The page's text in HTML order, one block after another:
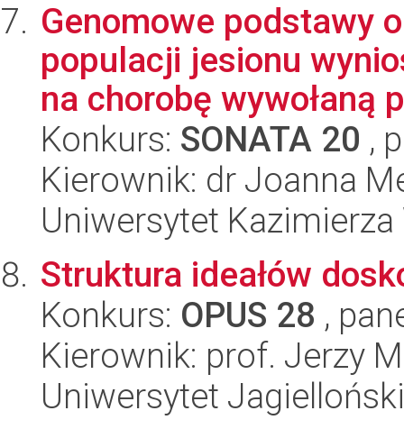
Genomowe podstawy
populacji jesionu
na chorobę wywołaną
Konkurs: SONATA 20 ,
Kierownik: dr Joanna
Uniwersytet
Struktura ideałów
Konkurs: OPUS 28 ,
Kierownik: prof. Jerzy
Uniwersytet Jagielloński